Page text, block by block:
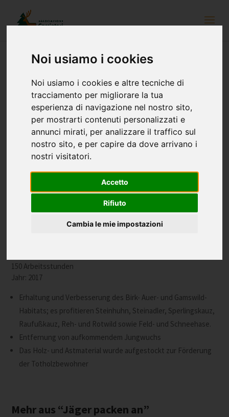
Noi usiamo i cookies
Noi usiamo i cookies e altre tecniche di
tracciamento per migliorare la tua
esperienza di navigazione nel nostro sito,
per mostrarti contenuti personalizzati e
annunci mirati, per analizzare il traffico sul
nostro sito, e per capire da dove arrivano i
nostri visitatori.
Accetto
Rifiuto
Cambia le mie impostazioni
Kassefeld und Lutterkopf, teilweise im
Natura 2000 Gebiet Naturpark
Rieserferner-Ahrn
150 Arbeitsstunden
Jahr: 2017
Erhaltung und Verbesserung des Birk- Auer- und Gamswild-
Habitats; es profitieren Steinhuhn, Steinadler, Sperlingskauz,
Raufußkauz, Reh- und Rotwild sowie Feld- und Schneehase.
Entfernung von aufkommendem Jungwuchs
Das Holz- und Astmaterial wurde aufgestockt zur Förderung
der Totholzbewohner
Mehr aus “Jäger packen an”